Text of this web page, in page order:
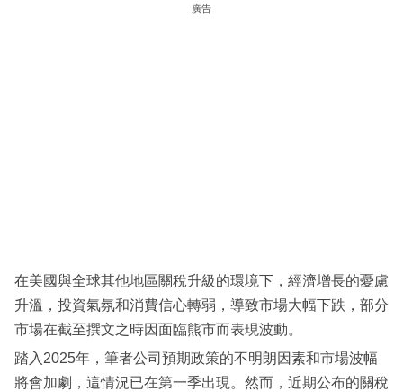
閱
專
區
廣告
在美國與全球其他地區關稅升級的環境下，經濟增長的憂慮
升溫，投資氣氛和消費信心轉弱，導致市場大幅下跌，部分
市場在截至撰文之時因面臨熊市而表現波動。
踏入2025年，筆者公司預期政策的不明朗因素和市場波幅
將會加劇，這情況已在第一季出現。然而，近期公布的關稅